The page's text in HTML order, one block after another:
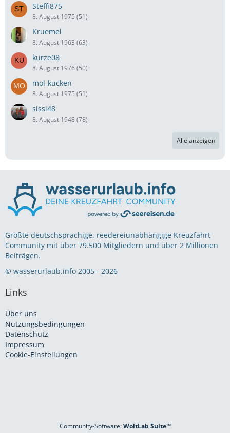
Steffi875
8. August 1975 (51)
Kruemel
8. August 1963 (63)
kurze08
8. August 1976 (50)
mol-kucken
8. August 1975 (51)
sissi48
8. August 1948 (78)
Alle anzeigen
Größte deutschsprachige, reedereiunabhängige Kreuzfahrt
Community mit über 79.500 Mitgliedern und über 2 Millionen
Beiträgen.
© wasserurlaub.info 2005 - 2026
Links
Über uns
Nutzungsbedingungen
Datenschutz
Impressum
Cookie-Einstellungen
Community-Software:WoltLab Suite™